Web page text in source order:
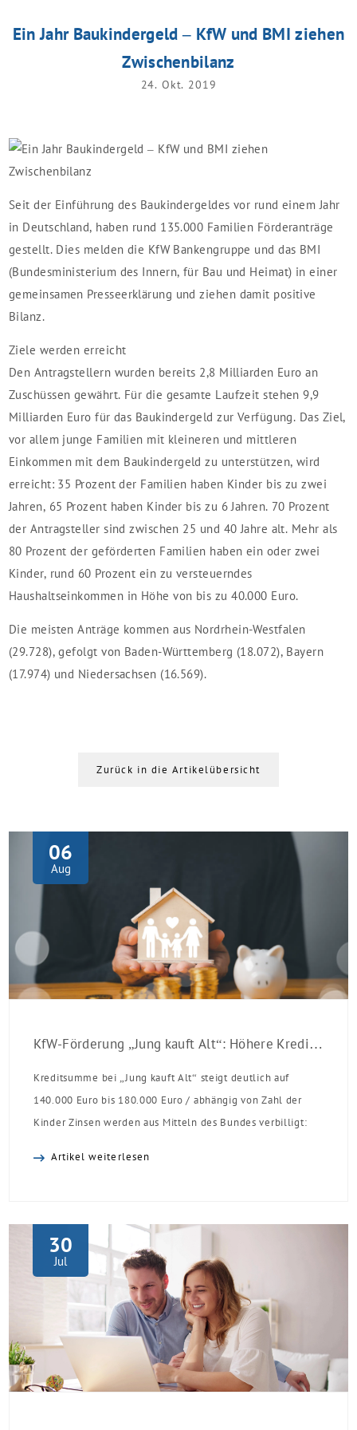
Ein Jahr Baukindergeld – KfW und BMI ziehen
Zwischenbilanz
24. Okt. 2019
Seit der Einführung des Baukindergeldes vor rund einem Jahr
in Deutschland, haben rund 135.000 Familien Förderanträge
gestellt. Dies melden die KfW Bankengruppe und das BMI
(Bundesministerium des Innern, für Bau und Heimat) in einer
gemeinsamen Presseerklärung und ziehen damit positive
Bilanz.
Ziele werden erreicht
Den Antragstellern wurden bereits 2,8 Milliarden Euro an
Zuschüssen gewährt. Für die gesamte Laufzeit stehen 9,9
Milliarden Euro für das Baukindergeld zur Verfügung. Das Ziel,
vor allem junge Familien mit kleineren und mittleren
Einkommen mit dem Baukindergeld zu unterstützen, wird
erreicht: 35 Prozent der Familien haben Kinder bis zu zwei
Jahren, 65 Prozent haben Kinder bis zu 6 Jahren. 70 Prozent
der Antragsteller sind zwischen 25 und 40 Jahre alt. Mehr als
80 Prozent der geförderten Familien haben ein oder zwei
Kinder, rund 60 Prozent ein zu versteuerndes
Haushaltseinkommen in Höhe von bis zu 40.000 Euro.
Die meisten Anträge kommen aus Nordrhein-Westfalen
(29.728), gefolgt von Baden-Württemberg (18.072), Bayern
(17.974) und Niedersachsen (16.569).
Zurück in die Artikelübersicht
06
Aug
KfW-Förderung „Jung kauft Alt“: Höhere Kredite ab August 2026
Kreditsumme bei „Jung kauft Alt“ steigt deutlich auf
140.000 Euro bis 180.000 Euro / abhängig von Zahl der
Kinder Zinsen werden aus Mitteln des Bundes verbilligt:
Einzelmaßnahmen […]
Artikel weiterlesen
30
Jul